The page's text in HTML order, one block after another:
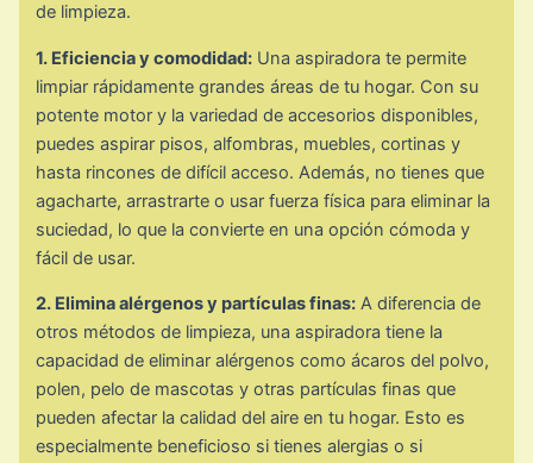
de limpieza.
1. Eficiencia y comodidad: Una aspiradora te permite
limpiar rápidamente grandes áreas de tu hogar. Con su
potente motor y la variedad de accesorios disponibles,
puedes aspirar pisos, alfombras, muebles, cortinas y
hasta rincones de difícil acceso. Además, no tienes que
agacharte, arrastrarte o usar fuerza física para eliminar la
suciedad, lo que la convierte en una opción cómoda y
fácil de usar.
2. Elimina alérgenos y partículas finas: A diferencia de
otros métodos de limpieza, una aspiradora tiene la
capacidad de eliminar alérgenos como ácaros del polvo,
polen, pelo de mascotas y otras partículas finas que
pueden afectar la calidad del aire en tu hogar. Esto es
especialmente beneficioso si tienes alergias o si